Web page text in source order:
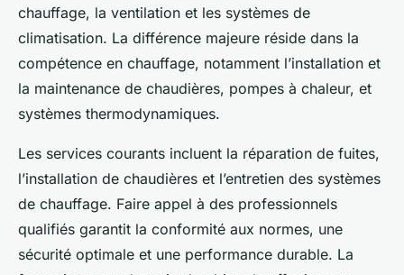
chauffage, la ventilation et les systèmes de
climatisation. La différence majeure réside dans la
compétence en chauffage, notamment l’installation et
la maintenance de chaudières, pompes à chaleur, et
systèmes thermodynamiques.
Les services courants incluent la réparation de fuites,
l’installation de chaudières et l’entretien des systèmes
de chauffage. Faire appel à des professionnels
qualifiés garantit la conformité aux normes, une
sécurité optimale et une performance durable. La